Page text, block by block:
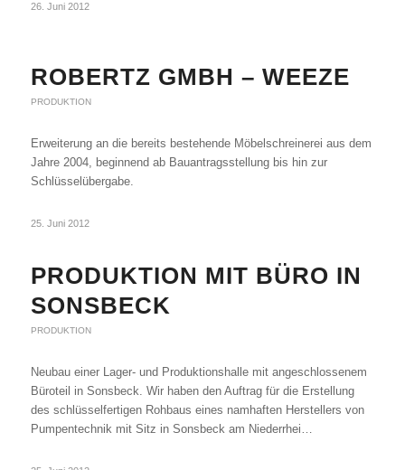
26. Juni 2012
ROBERTZ GMBH – WEEZE
PRODUKTION
Erweiterung an die bereits bestehende Möbelschreinerei aus dem
Jahre 2004, beginnend ab Bauantragsstellung bis hin zur
Schlüsselübergabe.
25. Juni 2012
PRODUKTION MIT BÜRO IN
SONSBECK
PRODUKTION
Neubau einer Lager- und Produktionshalle mit angeschlossenem
Büroteil in Sonsbeck. Wir haben den Auftrag für die Erstellung
des schlüsselfertigen Rohbaus eines namhaften Herstellers von
Pumpentechnik mit Sitz in Sonsbeck am Niederrhei…